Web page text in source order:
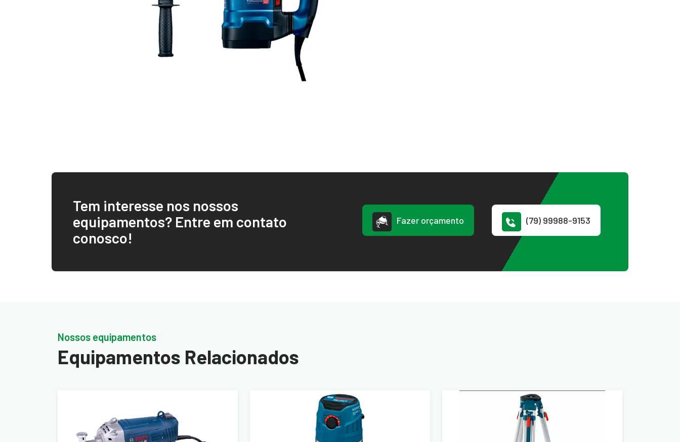
Tem interesse nos nossos
equipamentos? Entre em contato
conosco!
Fazer orçamento (79) 99988-9153
Nossos equipamentos
Equipamentos Relacionados